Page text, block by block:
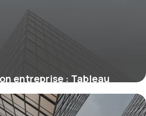
entreprise : Tableau